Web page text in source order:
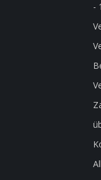
-